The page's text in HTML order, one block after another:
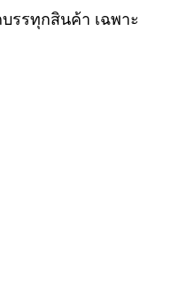
รรทุกสินค้า เฉพาะ